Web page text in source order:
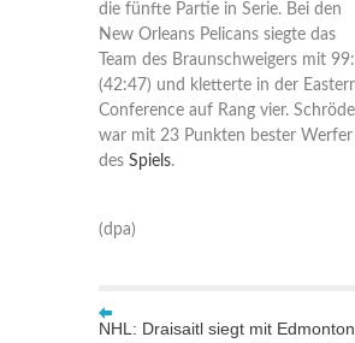
die fünfte Partie in Serie. Bei den
New Orleans Pelicans siegte das
Team des Braunschweigers mit
(42:47) und kletterte in der
Conference auf Rang vier.
war mit 23 Punkten bester Werfer
des Spiels.
(dpa)
NHL: Draisaitl siegt mit